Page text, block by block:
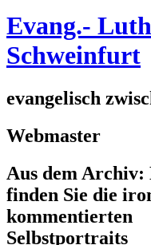
Evang.-
Schweinfurt
evangelisch
Webmaster
Aus dem
finden Sie die
kommentierten
Selbstportraits